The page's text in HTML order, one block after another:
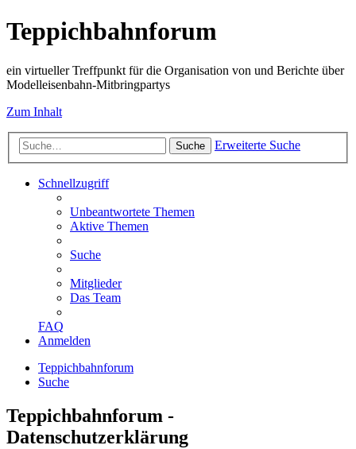
Teppichbahnforum
ein virtueller Treffpunkt für die Organisation von und Berichte über
Modelleisenbahn-Mitbringpartys
Zum Inhalt
Suche Erweiterte Suche
Schnellzugriff
Unbeantwortete Themen
Aktive Themen
Suche
Mitglieder
Das Team
FAQ
Anmelden
Teppichbahnforum
Suche
Teppichbahnforum -
Datenschutzerklärung